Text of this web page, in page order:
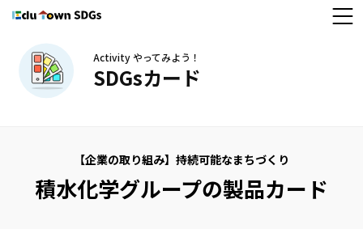
Activity やってみよう！
SDGsカード
【企業の取り組み】持続可能なまちづくり
積水化学グループの製品カード